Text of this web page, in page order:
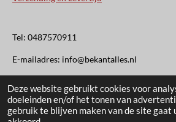
Deze website gebruikt cookies voor
doeleinden en/of het tonen van
gebruik te blijven maken van de site gaat
Tel: 0487570911
E-mailadres: info@bekantalles.nl
Rooysestraat 4